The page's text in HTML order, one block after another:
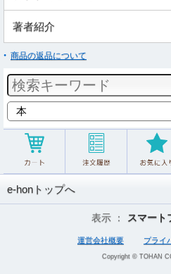
著者紹介
商品の返品について
e-honトップへ
表示 ： スマート
運営会社概要 プライ
Copyright © TOHAN